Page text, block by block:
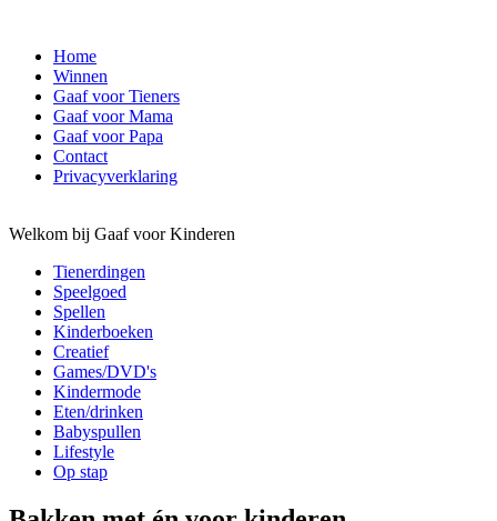
Home
Winnen
Gaaf voor Tieners
Gaaf voor Mama
Gaaf voor Papa
Contact
Privacyverklaring
Welkom bij Gaaf voor Kinderen
Tienerdingen
Speelgoed
Spellen
Kinderboeken
Creatief
Games/DVD's
Kindermode
Eten/drinken
Babyspullen
Lifestyle
Op stap